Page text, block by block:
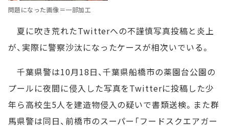
問題になった画像＝一部加工
夏に吹き荒れたTwitterへの不謹慎写真投稿と炎上
が、実際に警察沙汰になったケースが相次いでいる。
千葉県警は10月18日、千葉県船橋市の薬園台公園の
プールに夜間に侵入した写真をTwitterに投稿した少
年ら高校生5人を建造物侵入の疑いで書類送検。また群
馬県警は同日、前橋市のスーパー「フードスクエアガー